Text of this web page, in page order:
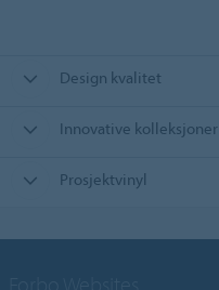
Design kvalitet
Innovative kolleksjoner
Prosjektvinyl